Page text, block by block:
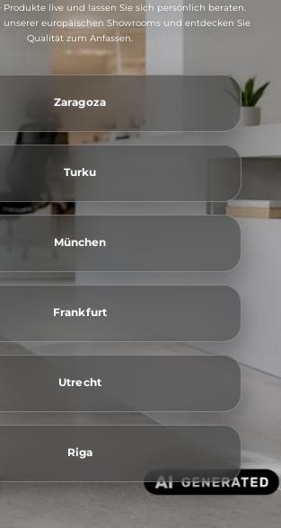
Produkte live und lassen Sie sich persönlich beraten.
unserer europäischen Showrooms und entdecken Sie
Qualität zum Anfassen.
Zaragoza
Turku
München
Frankfurt
Utrecht
Riga